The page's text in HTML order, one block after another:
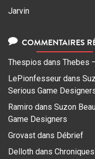
Jarvin
COMMENTAIRES
Thespios dans Thebes
LePionfesseur dans
Serious Game
Ramiro dans Suzon
Game Designers
Grovast dans Débrief
Delloth dans